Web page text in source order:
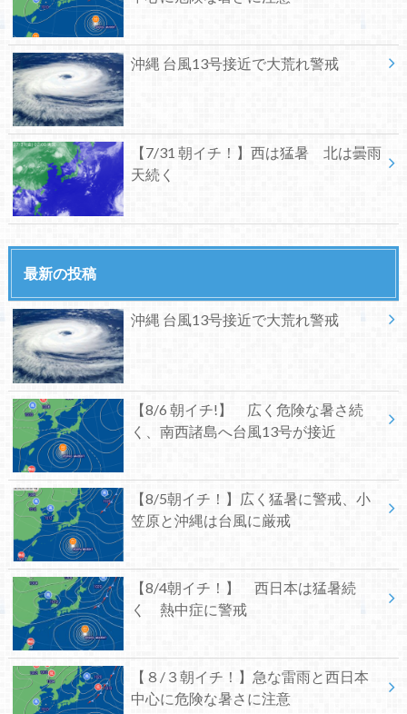
沖縄 台風13号接近で大荒れ警戒
【7/31 朝イチ！】西は猛暑 北は曇雨
天続く
最新の投稿
沖縄 台風13号接近で大荒れ警戒
【8/6 朝イチ!】 広く危険な暑さ続
く、南西諸島へ台風13号が接近
【8/5朝イチ！】広く猛暑に警戒、小
笠原と沖縄は台風に厳戒
【8/4朝イチ！】 西日本は猛暑続
く 熱中症に警戒
【８/３朝イチ！】急な雷雨と西日本
中心に危険な暑さに注意